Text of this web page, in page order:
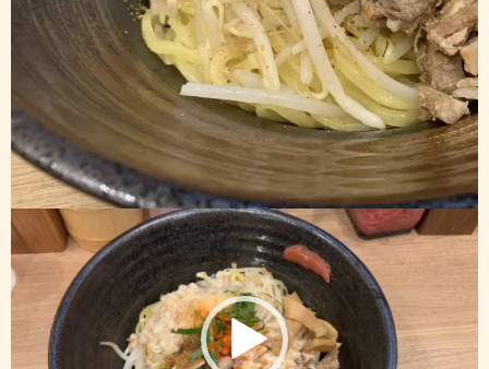
動
画
プ
レ
ー